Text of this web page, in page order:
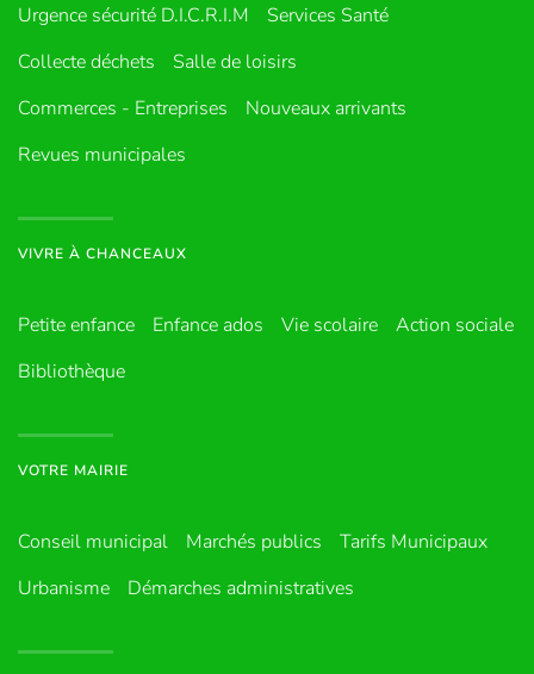
Urgence sécurité D.I.C.R.I.M
Services Santé
Collecte déchets
Salle de loisirs
Commerces - Entreprises
Nouveaux arrivants
Revues municipales
VIVRE À CHANCEAUX
Petite enfance Enfance ados Vie scolaire
Action sociale
Bibliothèque
VOTRE MAIRIE
Conseil municipal Marchés publics
Tarifs Municipaux
Urbanisme
Démarches administratives